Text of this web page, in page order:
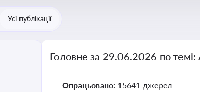
Усі публікації
Головне за 29.06.2026 по темі:
Опрацьовано: 15641 джерел